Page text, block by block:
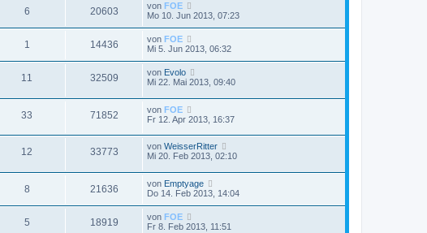
6 20603 von FOE
Mo 10. Jun 2013, 07:23
1 14436 von FOE
Mi 5. Jun 2013, 06:32
11 32509 von Evolo
Mi 22. Mai 2013, 09:40
33 71852 von FOE
Fr 12. Apr 2013, 16:37
12 33773 von WeisserRitter
Mi 20. Feb 2013, 02:10
8 21636 von Emptyage
Do 14. Feb 2013, 14:04
5 18919 von FOE
Fr 8. Feb 2013, 11:51